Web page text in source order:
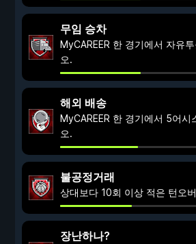
무임 승차
MyCAREER 한 경기에서 자유
오.
해외 배송
MyCAREER 한 경기에서 5어시
오.
불공정거래
상대보다 10회 이상 적은 턴오
장난하나?